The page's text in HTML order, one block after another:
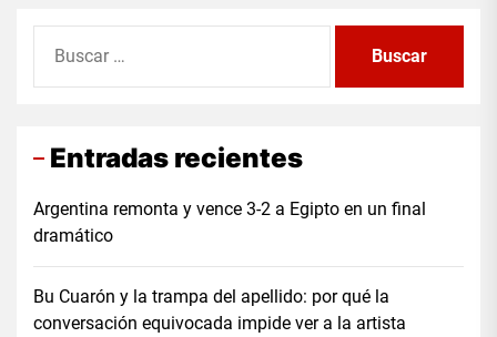
Entradas recientes
Argentina remonta y vence 3-2 a Egipto en un final
dramático
Bu Cuarón y la trampa del apellido: por qué la
conversación equivocada impide ver a la artista